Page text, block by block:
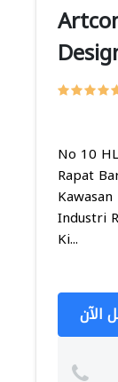
No 10
Rapat
Kawasan
Industri
Ki...
الآن